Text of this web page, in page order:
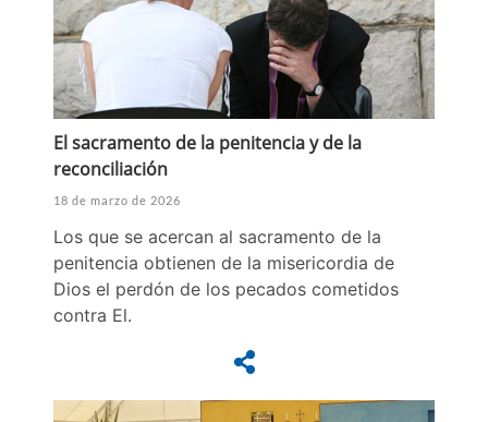
El sacramento de la penitencia y de la
reconciliación
18 de marzo de 2026
Los que se acercan al sacramento de la
penitencia obtienen de la misericordia de
Dios el perdón de los pecados cometidos
contra El.